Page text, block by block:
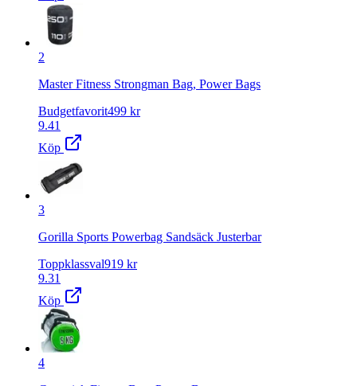
2
Master Fitness Strongman Bag, Power Bags
Budgetfavorit499 kr
9.41
Köp
3
Gorilla Sports Powerbag Sandsäck Justerbar
Toppklassval919 kr
9.31
Köp
4